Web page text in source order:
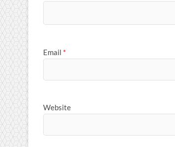
Email *
Website